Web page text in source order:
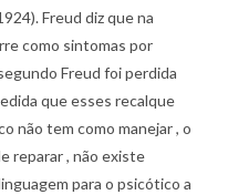
Freud diz que na
como sintomas por
Freud foi perdida
que esses recalque
não tem como manejar , o
reparar , não existe
para o psicótico a